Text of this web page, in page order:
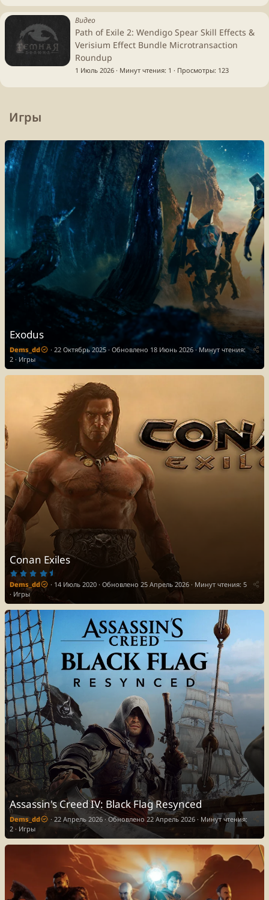
Видео
Path of Exile 2: Wendigo Spear Skill Effects &
Verisium Effect Bundle Microtransaction
Roundup
1 Июль 2026 Минут чтения: 1 Просмотры 123
Игры
Exodus
Dems_dd 22 Октябрь 2025 Обновлено 18 Июнь 2026
Минут чтения:
2
Игры
Conan Exiles
7
з
в
ё
Dems_dd 14 Июль 2020 Обновлено 25 Апрель 2026
Минут чтения: 5
Игры
Assassin's Creed IV: Black Flag Resynced
Dems_dd 22 Апрель 2026 Обновлено 22 Апрель 2026
Минут чтения:
2
Игры